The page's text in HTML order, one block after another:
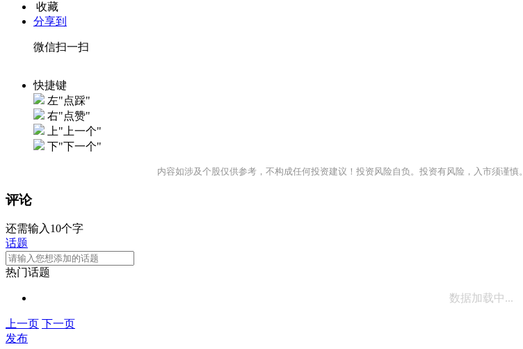
收藏
分享到
微信扫一扫
快捷键
左"点踩"
右"点赞"
上"上一个"
下"下一个"
内容如涉及个股仅供参考，不构成任何投资建议！投资风险自负。投资有风险，入市须谨慎。
评论
还需输入10个字
话题
热门话题
数据加载中...
上一页 下一页
发布